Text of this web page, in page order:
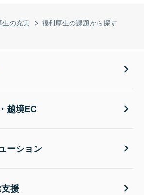
生の充実 福利厚生の課題から探す
越境EC
ーション
援